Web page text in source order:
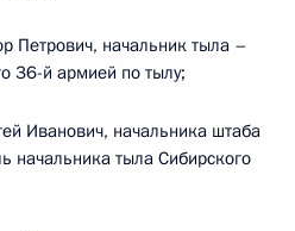
Петрович, начальник тыла –
36-й армией по тылу;
Иванович, начальника штаба
начальника тыла Сибирского